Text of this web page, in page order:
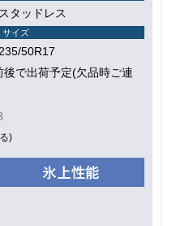
スタッドレス
サイズ
235/50R17
で出荷予定(欠品時ご連
)